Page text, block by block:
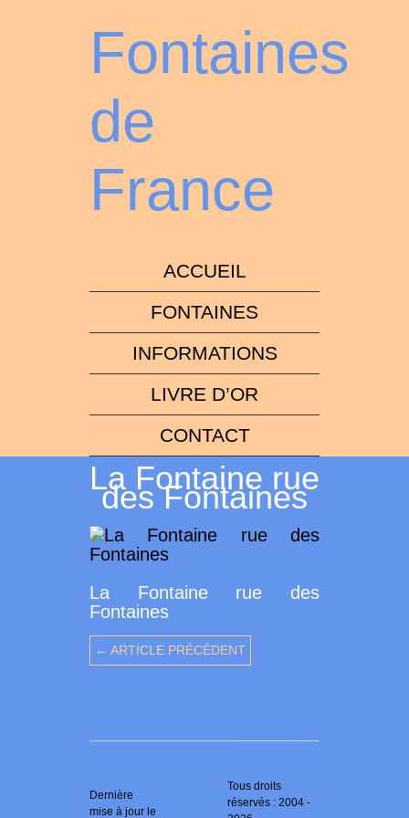
Fontaines
de
France
ACCUEIL
FONTAINES
INFORMATIONS
LIVRE D’OR
CONTACT
La Fontaine rue
des Fontaines
La Fontaine rue des
Fontaines
← ARTICLE PRÉCÉDENT
Dernière
mise à jour le
Tous droits
réservés : 2004 -